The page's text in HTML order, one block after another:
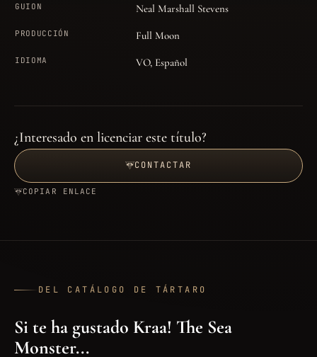
GUION Neal Marshall Stevens
PRODUCCIÓN Full Moon
IDIOMA VO, Español
¿Interesado en licenciar este título?
CONTACTAR
COPIAR ENLACE
DEL CATÁLOGO DE TÁRTARO
Si te ha gustado Kraa! The Sea
Monster...